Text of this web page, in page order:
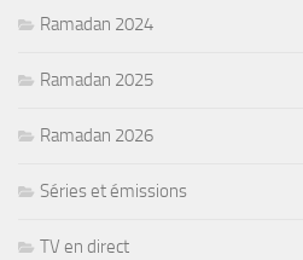
Ramadan 2024
Ramadan 2025
Ramadan 2026
Séries et émissions
TV en direct